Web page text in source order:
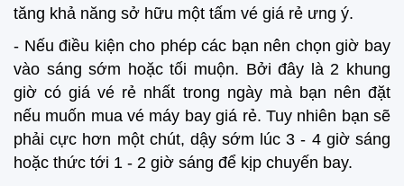
tăng khả năng sở hữu một tấm vé giá rẻ ưng ý.
- Nếu điều kiện cho phép các bạn nên chọn giờ bay
vào sáng sớm hoặc tối muộn. Bởi đây là 2 khung
giờ có giá vé rẻ nhất trong ngày mà bạn nên đặt
nếu muốn mua vé máy bay giá rẻ. Tuy nhiên bạn sẽ
phải cực hơn một chút, dậy sớm lúc 3 - 4 giờ sáng
hoặc thức tới 1 - 2 giờ sáng để kịp chuyến bay.